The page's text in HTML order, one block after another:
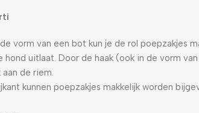
vorm van een bot kun je de rol poepzakjes
hond uitlaat. Door de haak (ook in de vorm
de riem.
kunnen poepzakjes makkelijk worden